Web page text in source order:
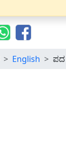
English ಪದ